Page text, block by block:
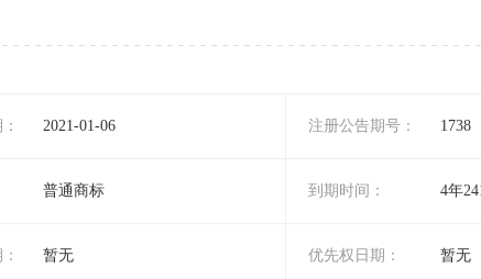
2021-01-06 注册公告期号： 1738
普通商标 到期时间： 4年
暂无 优先权日期： 暂无